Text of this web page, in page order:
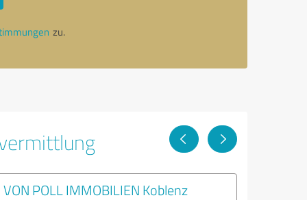
zu.
VON POLL IMMOBILIEN Koblenz